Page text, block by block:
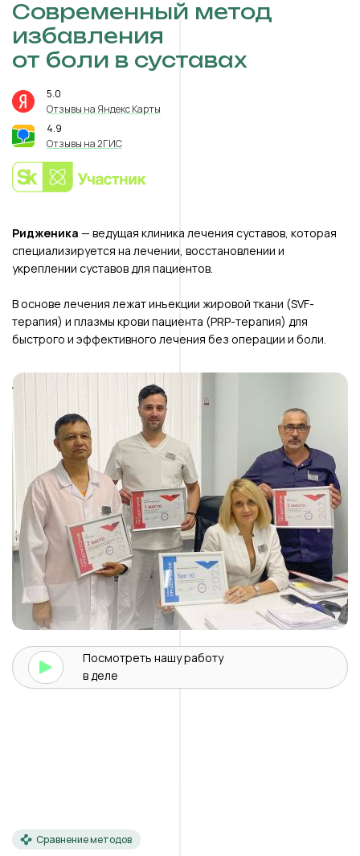
Современный метод
избавления
от боли в суставах
5.0
Отзывы на Яндекс Карты
4.9
Отзывы на 2ГИС
Ридженика — ведущая клиника лечения суставов, которая
специализируется на лечении, восстановлении и
укреплении суставов для пациентов.
В основе лечения лежат инъекции жировой ткани (SVF-
терапия) и плазмы крови пациента (PRP-терапия) для
быстрого и эффективного лечения без операции и боли.
Посмотреть нашуработу
в деле
Сравнение методов